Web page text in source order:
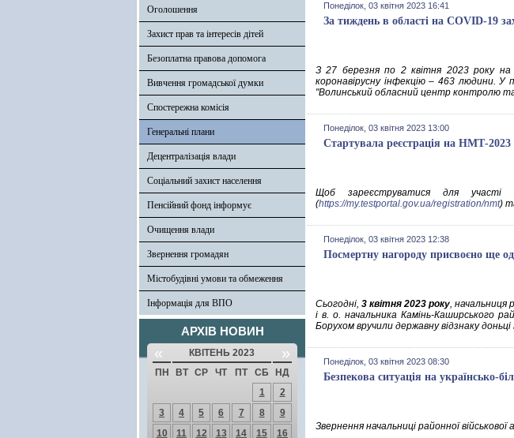
Оголошення
Захист прав та інтересів дітей
Безоплатна правова допомога
Вивчення громадської думки
Спостережна комісія
Генеральні плани
Децентралізація влади
Соціальний захист населення
Пенсійний фонд інформує
Очищення влади
Звернення громадян
Містобудівні умови та обмеження
Інформація для ВПО
АРХІВ НОВИН
« КВІТЕНЬ 2023 »
ПН ВТ СР ЧТ ПТ СБ
НД
1
2
3
4 5 6 7 8
9
10
11 12 13 14 15
16
Понеділок, 03 квітня 2023 16:41
За тиждень в області на COVID-19
З 27 березня по 2 квітня 2023 року на
коронавірусну інфекцію – 463 людини. У
"Волинський обласний центр контролю
Понеділок, 03 квітня 2023 13:00
Стартувала реєстрація на НМТ-2023
Щоб зареєструватися для участі
(https://my.testportal.gov.ua/registration/nmt)
Понеділок, 03 квітня 2023 12:38
Посмертну нагороду присвоєно ще
Сьогодні,3 квітня 2023 року, начальниця
і в. о. начальника Камінь-Каширського
Борухом вручили державну відзнаку
Понеділок, 03 квітня 2023 08:30
Безпекова ситуація на українсько-
Звернення начальниці районної військової